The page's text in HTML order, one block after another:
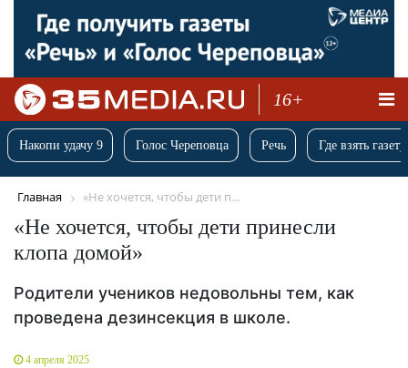
16+
Накопи удачу 9 Голос Череповца Речь Где взять
Главная «Не хочется, чтобы дети п...
«Не хочется, чтобы дети принесли
клопа домой»
Родители учеников недовольны тем, как
проведена дезинсекция в школе.
4 апреля 2025